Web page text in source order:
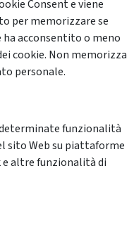
Consent e viene
per memorizzare se
acconsentito o meno
cookie. Non memorizza
personale.
funzionalità
sito Web su piattaforme
e altre funzionalità di